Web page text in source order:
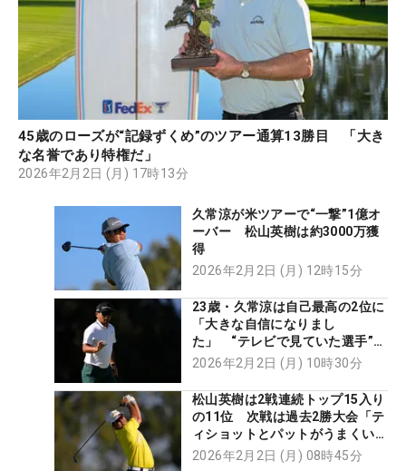
45歳のローズが“記録ずくめ”のツアー通算13勝目 「大き
な名誉であり特権だ」
2026年2月2日 (月) 17時13分
久常涼が米ツアーで“一撃”1億オ
ーバー 松山英樹は約3000万獲
得
2026年2月2日 (月) 12時15分
23歳・久常涼は自己最高の2位に
「大きな自信になりまし
た」 “テレビで見ていた選手”と
の真剣勝負にも喜び
2026年2月2日 (月) 10時30分
松山英樹は2戦連続トップ15入り
の11位 次戦は過去2勝大会「テ
ィショットとパットがうまくいけ
ば上位に」
2026年2月2日 (月) 08時45分